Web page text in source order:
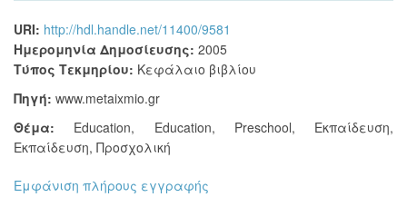
URI: http://hdl.handle.net/11400/9581
Ημερομηνία Δημοσίευσης: 2005
Τύπος Τεκμηρίου: Κεφάλαιο βιβλίου
Πηγή: www.metaixmio.gr
Θέμα:
Education, Education, Preschool, Εκπαίδευση,
Εκπαίδευση, Προσχολική
Εμφάνιση πλήρους εγγραφής